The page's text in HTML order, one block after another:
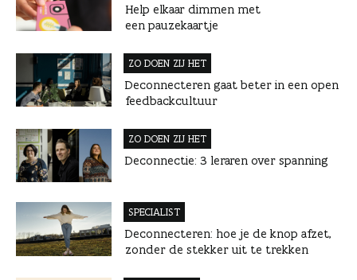
Help elkaar dimmen met
een pauzekaartje
ZO DOEN ZIJ HET
Deconnecteren gaat beter in een open
feedbackcultuur
ZO DOEN ZIJ HET
Deconnectie: 3 leraren over spanning
SPECIALIST
Deconnecteren: hoe je de knop afzet,
zonder de stekker uit te trekken